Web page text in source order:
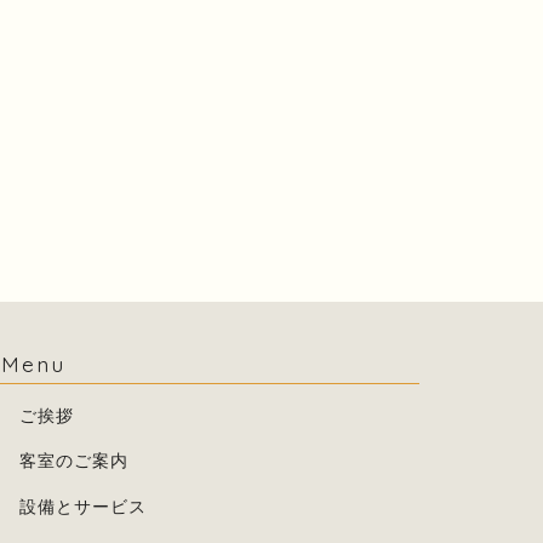
Menu
ご挨拶
客室のご案内
設備とサービス